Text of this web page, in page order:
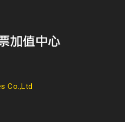
Co.,Ltd